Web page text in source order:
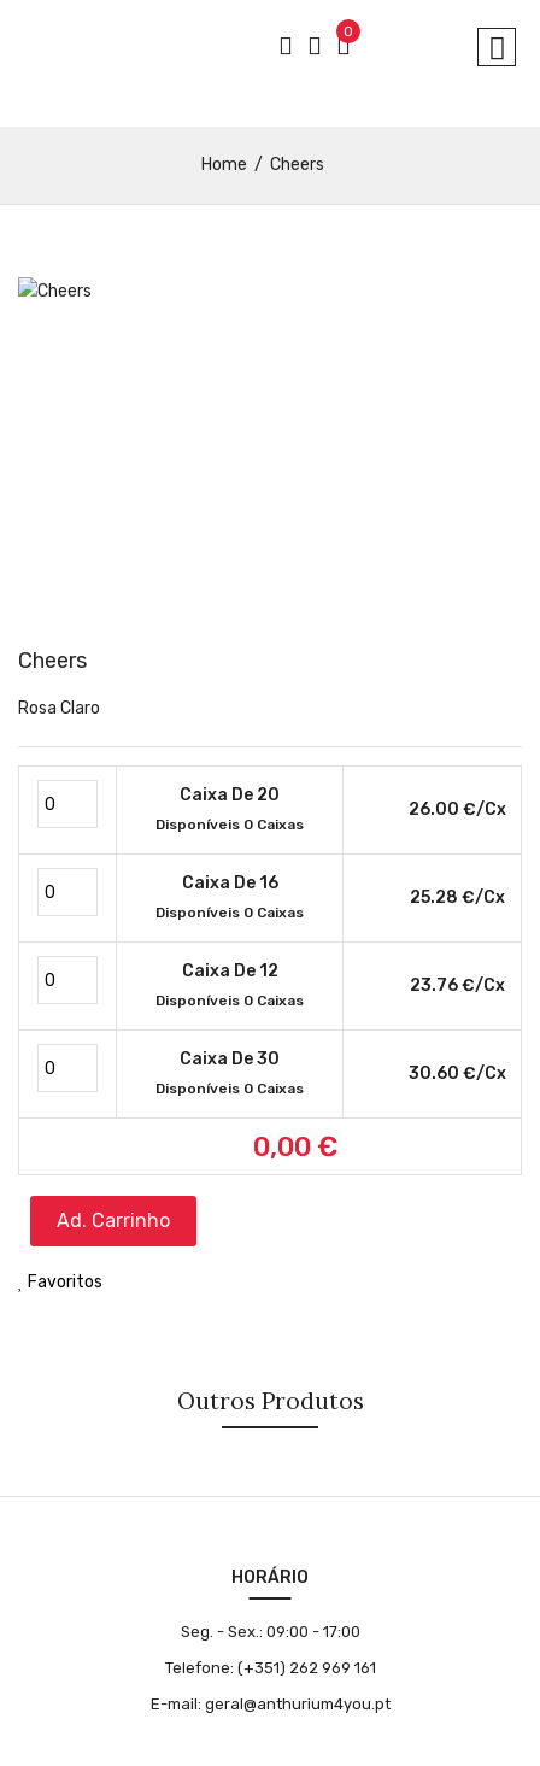
0
Home Cheers
Cheers
Rosa Claro
Caixa De 20
Disponíveis 0 Caixas
26.00 €/cx
Caixa De 16
Disponíveis 0 Caixas
25.28 €/cx
Caixa De 12
Disponíveis 0 Caixas
23.76 €/cx
Caixa De 30
Disponíveis 0 Caixas
30.60 €/cx
0,00 €
Ad. Carrinho
Favoritos
Outros Produtos
HORÁRIO
Seg. - Sex.: 09:00 - 17:00
Telefone: (+351) 262 969 161
E-mail: geral@anthurium4you.pt